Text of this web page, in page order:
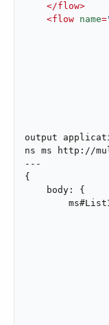
</flow>
<flow name=
output
ns ms http://
---
{
    body: {